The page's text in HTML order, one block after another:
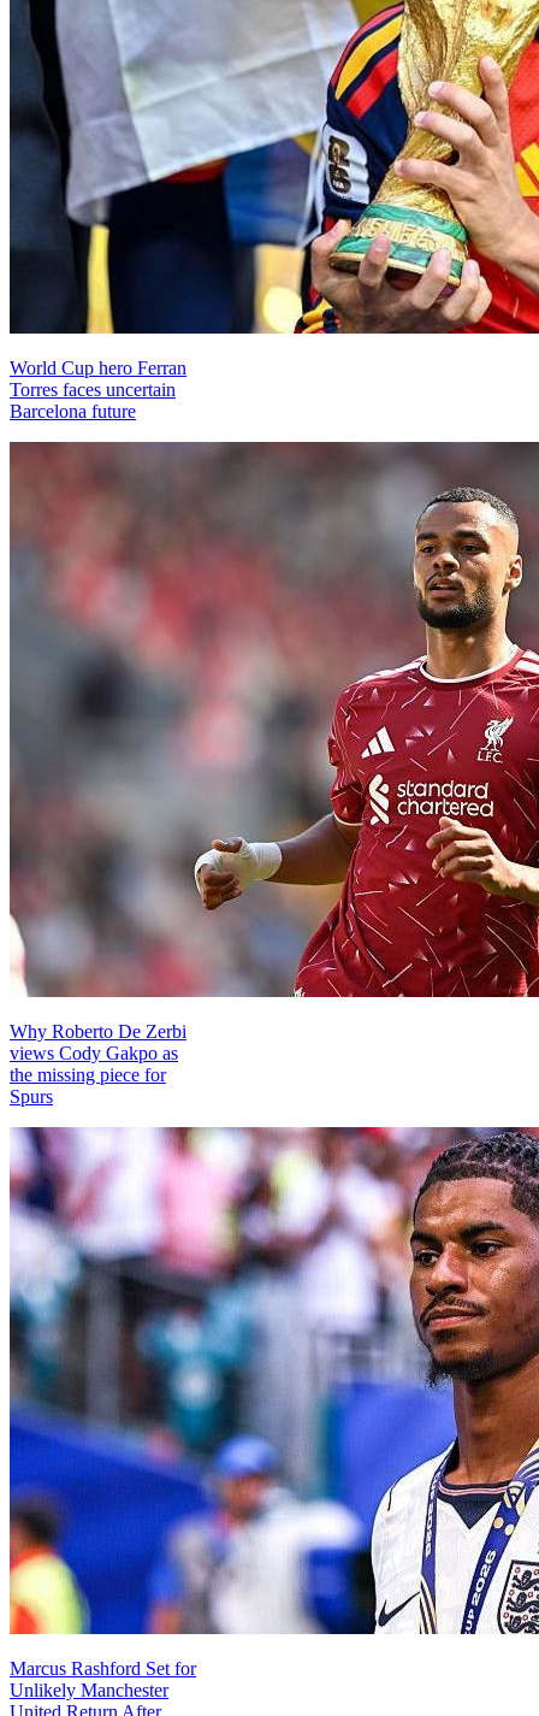
World Cup hero Ferran
Torres faces uncertain
Barcelona future
Why Roberto De Zerbi
views Cody Gakpo as
the missing piece for
Spurs
Marcus Rashford Set for
Unlikely Manchester
United Return After